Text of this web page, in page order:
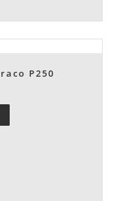
P250